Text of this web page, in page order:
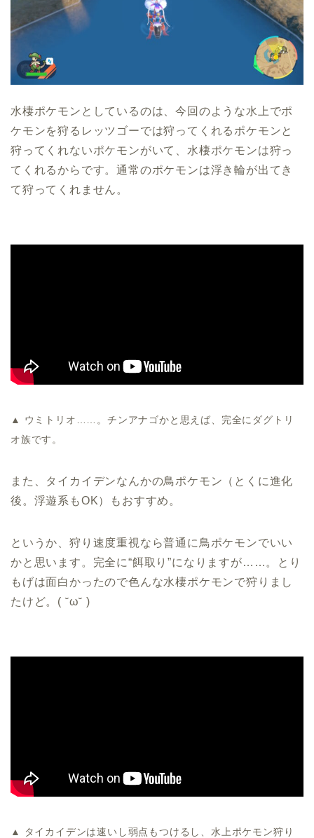
水棲ポケモンとしているのは、今回のような水上でポ
ケモンを狩るレッツゴーでは狩ってくれるポケモンと
狩ってくれないポケモンがいて、水棲ポケモンは狩っ
てくれるからです。通常のポケモンは浮き輪が出てき
て狩ってくれません。
▲ ウミトリオ……。チンアナゴかと思えば、完全にダグトリ
オ族です。
また、タイカイデンなんかの鳥ポケモン（とくに進化
後。浮遊系もOK）もおすすめ。
というか、狩り速度重視なら普通に鳥ポケモンでいい
かと思います。完全に“餌取り”になりますが……。とり
もげは面白かったので色んな水棲ポケモンで狩りまし
たけど。( ˘ω˘ )
▲ タイカイデンは速いし弱点もつけるし、水上ポケモン狩り